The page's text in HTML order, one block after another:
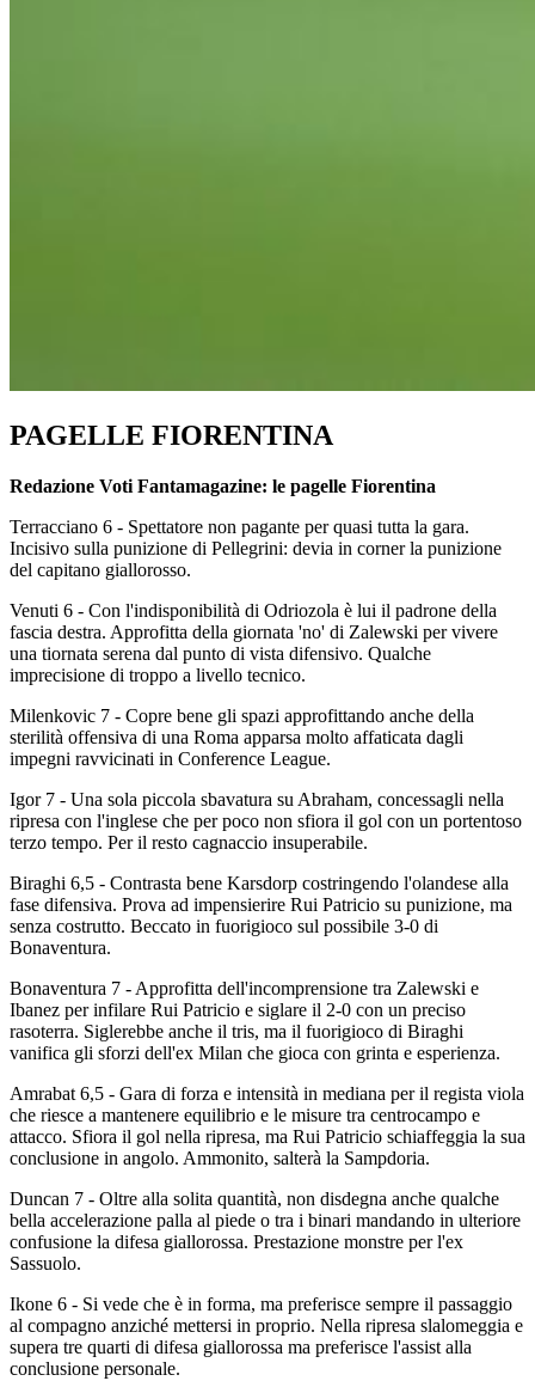
PAGELLE FIORENTINA
Redazione Voti Fantamagazine: le pagelle Fiorentina
Terracciano 6 - Spettatore non pagante per quasi tutta la gara.
Incisivo sulla punizione di Pellegrini: devia in corner la punizione
del capitano giallorosso.
Venuti 6 - Con l'indisponibilità di Odriozola è lui il padrone della
fascia destra. Approfitta della giornata 'no' di Zalewski per vivere
una tiornata serena dal punto di vista difensivo. Qualche
imprecisione di troppo a livello tecnico.
Milenkovic 7 - Copre bene gli spazi approfittando anche della
sterilità offensiva di una Roma apparsa molto affaticata dagli
impegni ravvicinati in Conference League.
Igor 7 - Una sola piccola sbavatura su Abraham, concessagli nella
ripresa con l'inglese che per poco non sfiora il gol con un portentoso
terzo tempo. Per il resto cagnaccio insuperabile.
Biraghi 6,5 - Contrasta bene Karsdorp costringendo l'olandese alla
fase difensiva. Prova ad impensierire Rui Patricio su punizione, ma
senza costrutto. Beccato in fuorigioco sul possibile 3-0 di
Bonaventura.
Bonaventura 7 - Approfitta dell'incomprensione tra Zalewski e
Ibanez per infilare Rui Patricio e siglare il 2-0 con un preciso
rasoterra. Siglerebbe anche il tris, ma il fuorigioco di Biraghi
vanifica gli sforzi dell'ex Milan che gioca con grinta e esperienza.
Amrabat 6,5 - Gara di forza e intensità in mediana per il regista viola
che riesce a mantenere equilibrio e le misure tra centrocampo e
attacco. Sfiora il gol nella ripresa, ma Rui Patricio schiaffeggia la sua
conclusione in angolo. Ammonito, salterà la Sampdoria.
Duncan 7 - Oltre alla solita quantità, non disdegna anche qualche
bella accelerazione palla al piede o tra i binari mandando in ulteriore
confusione la difesa giallorossa. Prestazione monstre per l'ex
Sassuolo.
Ikone 6 - Si vede che è in forma, ma preferisce sempre il passaggio
al compagno anziché mettersi in proprio. Nella ripresa slalomeggia e
supera tre quarti di difesa giallorossa ma preferisce l'assist alla
conclusione personale.